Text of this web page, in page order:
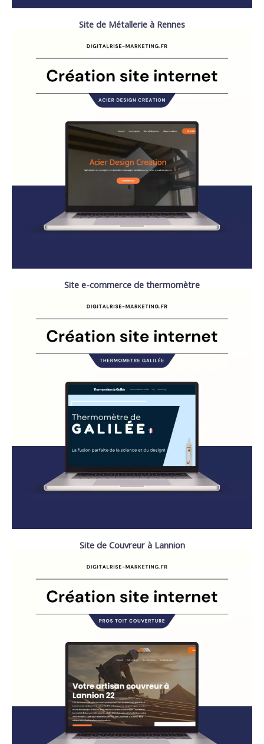
Site de Métallerie à Rennes
Site e-commerce de thermomètre
Site de Couvreur à Lannion